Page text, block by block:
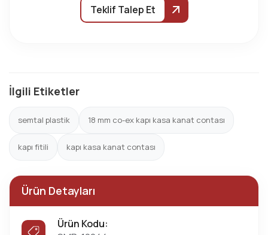
Ürün Detayları
Ürün Kodu:
Teklif Talep Et
İlgili Etiketler
semtal plastik 18 mm co-ex kapı kasa kanat contası
kapı fitili kapı kasa kanat contası